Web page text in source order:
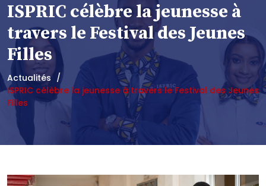
ISPRIC célèbre la jeunesse à
travers le Festival des Jeunes
Filles
Actualités
ISPRIC célèbre la jeunesse à travers le Festival des Jeunes
Filles